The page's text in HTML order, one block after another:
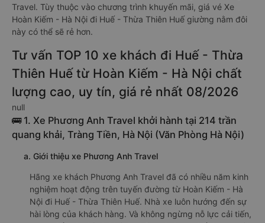
Travel. Tùy thuộc vào chương trình khuyến mãi, giá vé Xe
Hoàn Kiếm - Hà Nội đi Huế - Thừa Thiên Huế giường nằm đôi
này có thể sẽ rẻ hơn.
Tư vấn TOP 10 xe khách đi Huế - Thừa
Thiên Huế từ Hoàn Kiếm - Hà Nội chất
lượng cao, uy tín, giá rẻ nhất 08/2026
null
🚌 1. Xe Phương Anh Travel khởi hành tại 214 trần
quang khải, Tràng Tiền, Hà Nội (Văn Phòng Hà Nội)
a. Giới thiệu xe Phương Anh Travel
Hãng xe khách Phương Anh Travel đã có nhiều năm kinh
nghiệm hoạt động trên tuyến đường từ Hoàn Kiếm - Hà
Nội đi Huế - Thừa Thiên Huế. Nhà xe luôn hướng đến sự
hài lòng của khách hàng. Và không ngừng nỗ lực cải tiến,